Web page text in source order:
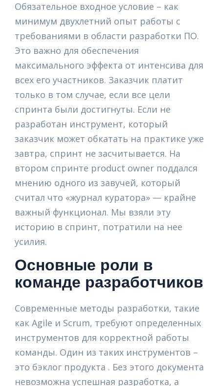
Обязательное входное условие – как
минимум двухлетний опыт работы с
требованиями в области разработки ПО.
Это важно для обеспечения
максимального эффекта от интенсива для
всех его участников. Заказчик платит
только в том случае, если все цели
спринта были достигнуты. Если не
разработан инструмент, который
заказчик может обкатать на практике уже
завтра, спринт не засчитывается. На
втором спринте product owner поддался
мнению одного из завучей, который
считал что «журнал куратора» — крайне
важный функционал. Мы взяли эту
историю в спринт, потратили на нее
усилия.
Основные роли в
команде разработчиков
Современные методы разработки, такие
как Agile и Scrum, требуют определенных
инструментов для корректной работы
команды. Один из таких инструментов –
это бэклог продукта . Без этого документа
невозможна успешная разработка, а